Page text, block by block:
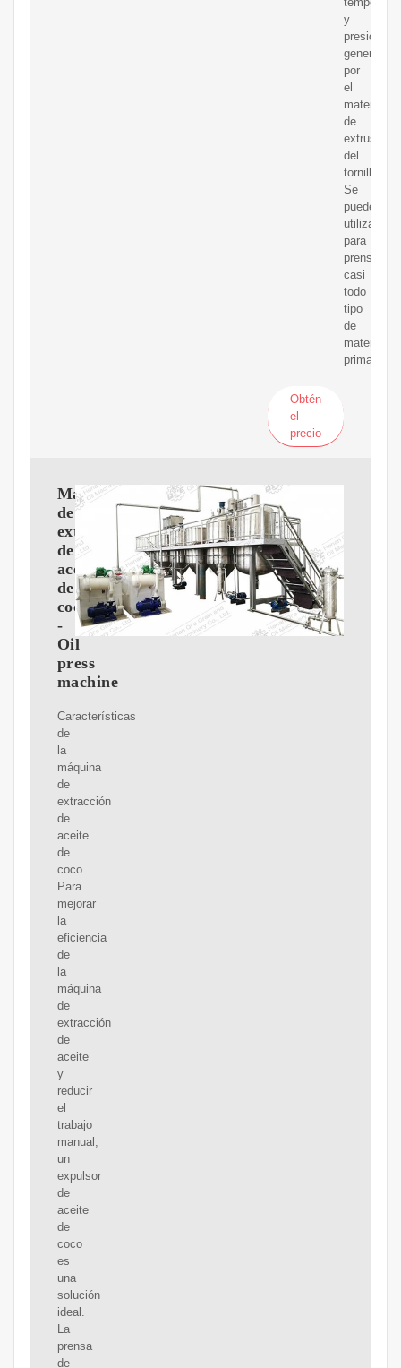
y
presión
generada
por
el
material
de
extrusión
del
tornillo.
Se
puede
utilizar
para
prensar
casi
todo
tipo
de
materias
primas.
Obtén
el
precio
Máquina
de
extracción
de
aceite
de
coco
-
Oil
press
machine
Características
de
la
máquina
de
extracción
de
aceite
de
coco.
Para
mejorar
la
eficiencia
de
la
máquina
de
extracción
de
aceite
y
reducir
el
trabajo
manual,
un
expulsor
de
aceite
de
coco
es
una
solución
ideal.
La
prensa
de